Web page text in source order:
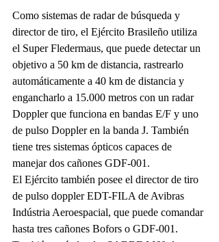
Como sistemas de radar de búsqueda y
director de tiro, el Ejército Brasileño utiliza
el Super Fledermaus, que puede detectar un
objetivo a 50 km de distancia, rastrearlo
automáticamente a 40 km de distancia y
engancharlo a 15.000 metros con un radar
Doppler que funciona en bandas E/F y uno
de pulso Doppler en la banda J. También
tiene tres sistemas ópticos capaces de
manejar dos cañones GDF-001.
El Ejército también posee el director de tiro
de pulso doppler EDT-FILA de Avibras
Indústria Aeroespacial, que puede comandar
hasta tres cañones Bofors o GDF-001.